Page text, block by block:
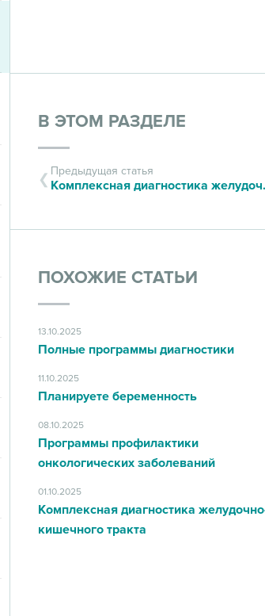
В ЭТОМ РАЗДЕЛЕ
Предыдущая статья
ПОХОЖИЕ СТАТЬИ
13.10.2025
Полные программы диагностики
11.10.2025
Планируете беременность
08.10.2025
Программы профилактики
онкологических заболеваний
01.10.2025
Комплексная диагностика
кишечного тракта